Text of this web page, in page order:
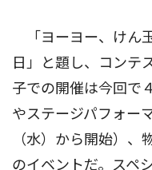
「ヨーヨー、けん
日」と題し、コンテ
子での開催は今回で
やステージパフォー
（水）から開始）
のイベントだ。スペ